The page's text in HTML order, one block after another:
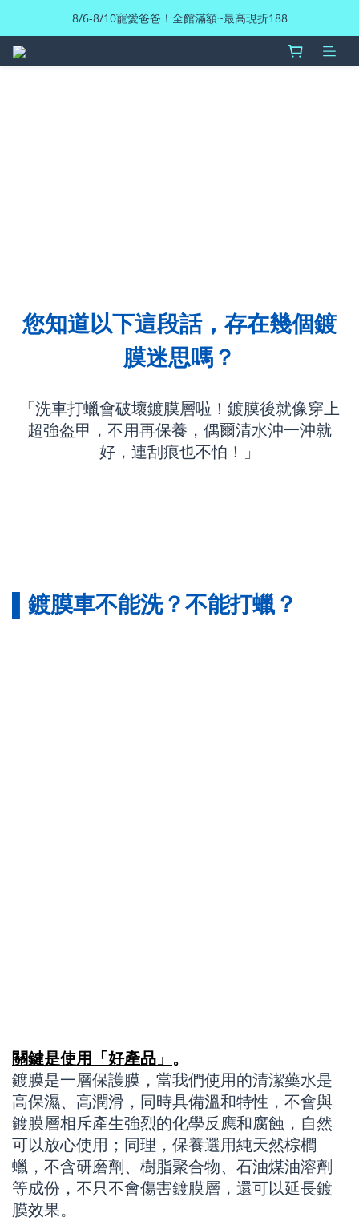
8/6-8/10寵愛爸爸！全館滿額~最高現折188
您知道以下這段話，存在幾個鍍
膜迷思嗎？
「洗車打蠟會破壞鍍膜層啦！鍍膜後就像穿上
超強盔甲，不用再保養，偶爾清水沖一沖就
好，連刮痕也不怕！」
▌鍍膜車不能洗？不能打蠟？
關鍵是使用「好產品」 。
鍍膜是一層保護膜，當我們使用的清潔藥水是
高保濕、高潤滑，同時具備溫和特性，不會與
鍍膜層相斥產生強烈的化學反應和腐蝕，自然
可以放心使用；同理，保養選用純天然棕櫚
蠟，不含研磨劑、樹脂聚合物、石油煤油溶劑
等成份，不只不會傷害鍍膜層，還可以延長鍍
膜效果。